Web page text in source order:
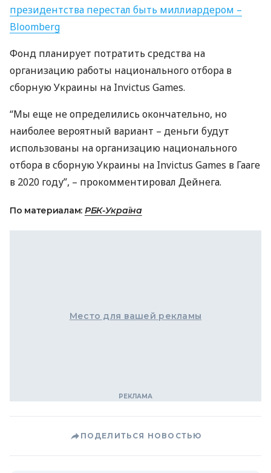
президентства перестал быть миллиардером –
Bloomberg
Фонд планирует потратить средства на
организацию работы национального отбора в
сборную Украины на Invictus Games.
“Мы еще не определились окончательно, но
наиболее вероятный вариант – деньги будут
использованы на организацию национального
отбора в сборную Украины на Invictus Games в Гааге
в 2020 году”, – прокомментировал Дейнега.
По материалам: РБК-Україна
Место для вашей рекламы
ПОДЕЛИТЬСЯ НОВОСТЬЮ